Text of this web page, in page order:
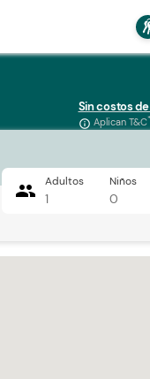
Sin costos
info_outline Aplican T&C*
people Adultos
1
Niños
0